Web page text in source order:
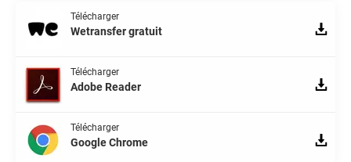
Télécharger
Wetransfer gratuit
Télécharger
Adobe Reader
Télécharger
Google Chrome